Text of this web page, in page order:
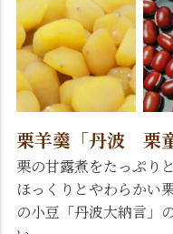
栗羊羹「丹波 栗童
栗の甘露煮をたっぷり
ほっくりとやわらかい
の小豆「丹波大納言」